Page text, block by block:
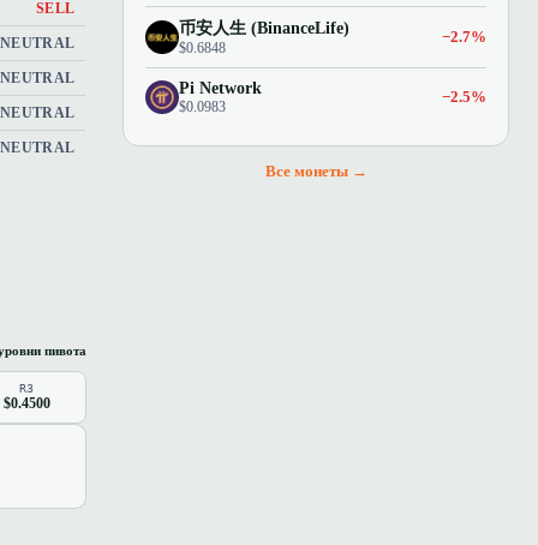
SELL
NEUTRAL
NEUTRAL
NEUTRAL
NEUTRAL
пивота
R3
$0.4500
币安人生 (BinanceLife)
$0.6848
−2.7%
Pi Network
$0.0983
−2.5%
Все монеты →